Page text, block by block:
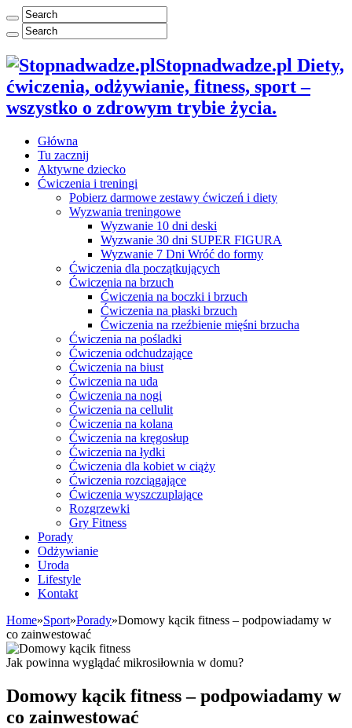
Stopnadwadze.pl Diety,
ćwiczenia, odżywianie, fitness, sport –
wszystko o zdrowym trybie życia.
Główna
Tu zacznij
Aktywne dziecko
Ćwiczenia i treningi
Pobierz darmowe zestawy ćwiczeń i diety
Wyzwania treningowe
Wyzwanie 10 dni deski
Wyzwanie 30 dni SUPER FIGURA
Wyzwanie 7 Dni Wróć do formy
Ćwiczenia dla początkujących
Ćwiczenia na brzuch
Ćwiczenia na boczki i brzuch
Ćwiczenia na płaski brzuch
Ćwiczenia na rzeźbienie mięśni brzucha
Ćwiczenia na pośladki
Ćwiczenia odchudzające
Ćwiczenia na biust
Ćwiczenia na uda
Ćwiczenia na nogi
Ćwiczenia na cellulit
Ćwiczenia na kolana
Ćwiczenia na kręgosłup
Ćwiczenia na łydki
Ćwiczenia dla kobiet w ciąży
Ćwiczenia rozciągające
Ćwiczenia wyszczuplające
Rozgrzewki
Gry Fitness
Porady
Odżywianie
Uroda
Lifestyle
Kontakt
Home»Sport»Porady»Domowy kącik fitness – podpowiadamy w
co zainwestować
Jak powinna wyglądać mikrosiłownia w domu?
Domowy kącik fitness – podpowiadamy w
co zainwestować